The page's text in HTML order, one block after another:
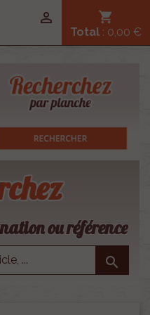
shopping_cart
Total : 0,00 €

ou référence
